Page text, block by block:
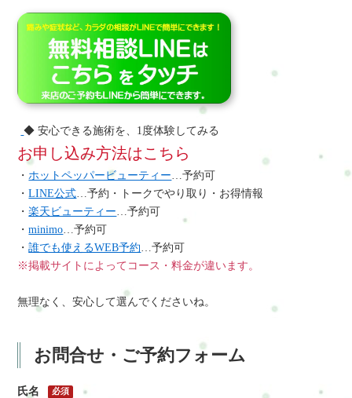
◆ 安心できる施術を、1度体験してみる
お申し込み方法はこちら
・ ホットペッパービューティー …予約可
・LINE公式 …予約・トークでやり取り・お得情報
・楽天ビューティー …予約可
・minimo …予約可
・誰でも使えるWEB予約 …予約可
※掲載サイトによってコース・料金が違います。
無理なく、安心して選んでくださいね。
お問合せ・ご予約フォーム
氏名 必須